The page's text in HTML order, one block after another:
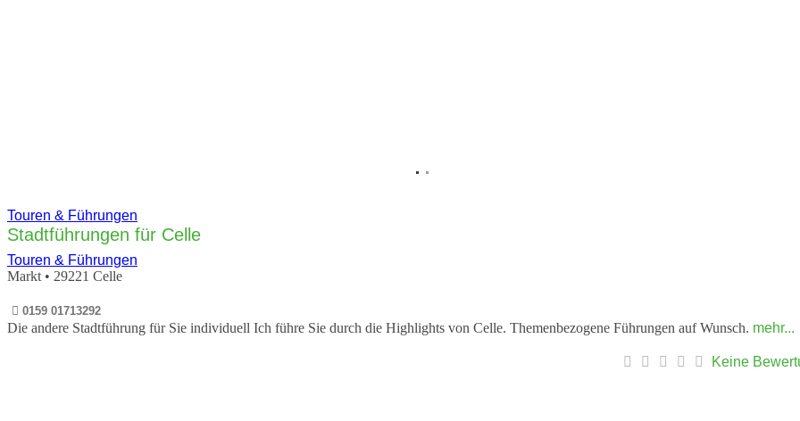
Touren & Führungen
Stadtführungen für Celle
Touren & Führungen
Markt • 29221 Celle
0159 01713292
Die andere Stadtführung für Sie individuell Ich führe Sie durch die Highlights von Celle. Themenbezogene Führungen auf Wunsch. mehr...
Keine